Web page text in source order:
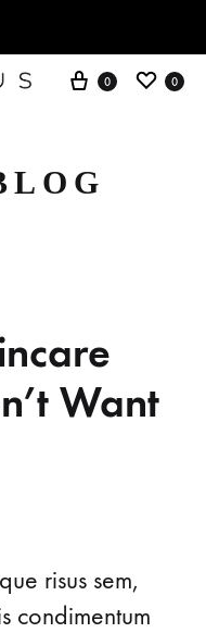
Cart
0 0
Want
risus sem,
condimentum